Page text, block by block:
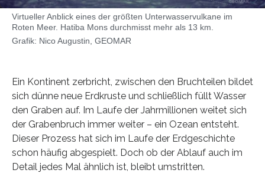
Virtueller Anblick eines der größten Unterwasservulkane im
Roten Meer. Hatiba Mons durchmisst mehr als 13 km.
Grafik: Nico Augustin, GEOMAR
Ein Kontinent zerbricht, zwischen den Bruchteilen bildet
sich dünne neue Erdkruste und schließlich füllt Wasser
den Graben auf. Im Laufe der Jahrmillionen weitet sich
der Grabenbruch immer weiter – ein Ozean entsteht.
Dieser Prozess hat sich im Laufe der Erdgeschichte
schon häufig abgespielt. Doch ob der Ablauf auch im
Detail jedes Mal ähnlich ist, bleibt umstritten.